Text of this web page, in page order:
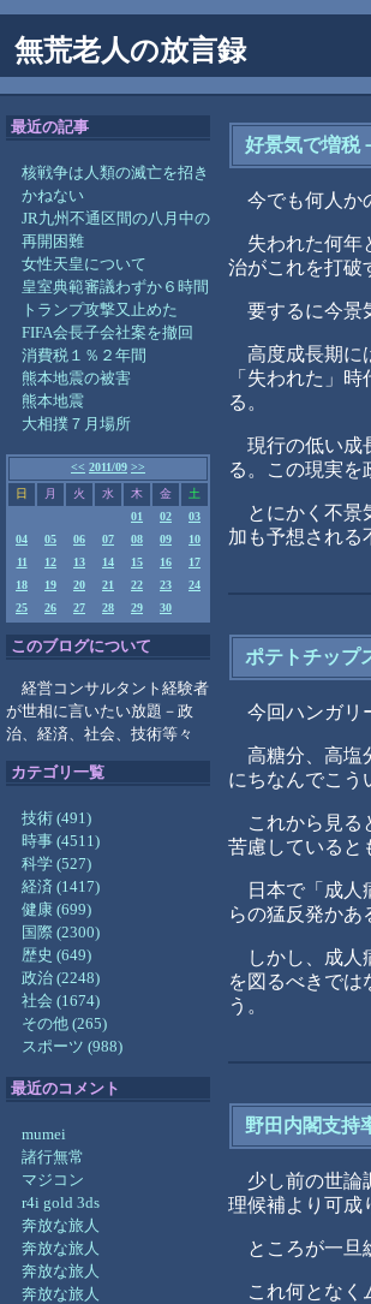
無荒老人の放言録
最近の記事
核戦争は人類の滅亡を招き
かねない
JR九州不通区間の八月中の
再開困難
女性天皇について
皇室典範審議わずか６時間
トランプ攻撃又止めた
FIFA会長子会社案を撤回
消費税１％２年間
熊本地震の被害
熊本地震
大相撲７月場所
<< 2011/09 >>
日
月 火 水 木 金
土
01
02
03
04
05 06 07 08 09
10
11
12 13 14 15 16
17
18
19 20 21 22 23
24
25
26 27 28 29 30
このブログについて
経営コンサルタント経験者
が世相に言いたい放題－政
治、経済、社会、技術等々
カテゴリ一覧
技術 (491)
時事 (4511)
科学 (527)
経済 (1417)
健康 (699)
国際 (2300)
歴史 (649)
政治 (2248)
社会 (1674)
その他 (265)
スポーツ (988)
最近のコメント
mumei
諸行無常
マジコン
r4i gold 3ds
奔放な旅人
奔放な旅人
奔放な旅人
奔放な旅人
好景気で増税
今でも何人か
失われた何年
治がこれを打破
要するに今景
高度成長期に
「失われた」
る。
現行の低い成
る。この現実を
とにかく不景
加も予想される
ポテトチップ
今回ハンガリ
高糖分、高塩
にちなんでこう
これから見る
苦慮していると
日本で「成
らの猛反発かあ
しかし、成
を図るべきでは
う。
野田内閣支持
少し前の世論
理候補より可成
ところが一旦
これ何となく